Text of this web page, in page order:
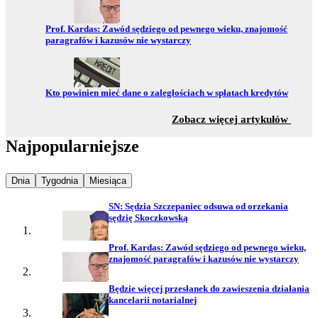
Przejdź do:
Prof. Kardas: Zawód sędziego od pewnego wieku, znajomość
paragrafów i kazusów nie wystarczy
Przejdź do:
Kto powinien mieć dane o zaległościach w spłatach kredytów
Zobacz więcej artykułów
Najpopularniejsze
Najpopularniejsze wiadomości z
Dnia Najpopularniejsze wiadomości z
Tygodnia Najpopularniejsze wiadomości z
Miesiąca
SN: Sędzia Szczepaniec odsuwa od orzekania
sędzię Skoczkowską
Prof. Kardas: Zawód sędziego od pewnego wieku,
znajomość paragrafów i kazusów nie wystarczy
Będzie więcej przesłanek do zawieszenia działania
kancelarii notarialnej